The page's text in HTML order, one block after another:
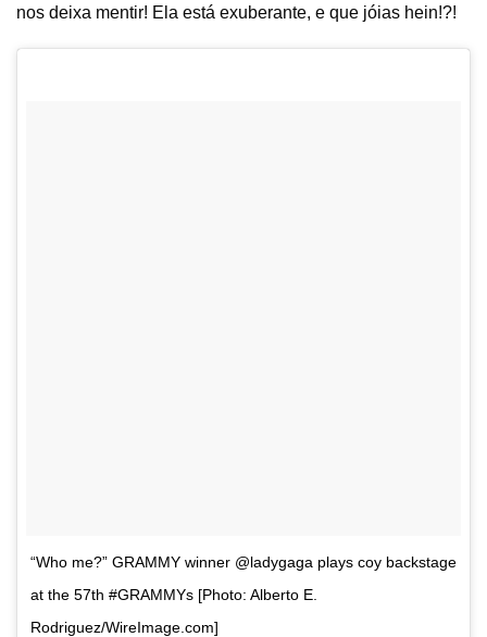
nos deixa mentir! Ela está exuberante, e que jóias hein!?!
“Who me?” GRAMMY winner @ladygaga plays coy backstage
at the 57th #GRAMMYs [Photo: Alberto E.
Rodriguez/WireImage.com]